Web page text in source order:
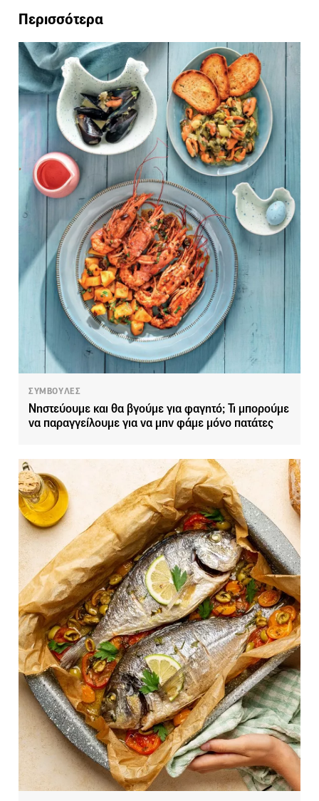
Περισσότερα
ΣΥΜΒΟΥΛΕΣ
Νηστεύουμε και θα βγούμε για φαγητό; Τι μπορούμε
να παραγγείλουμε για να μην φάμε μόνο πατάτες